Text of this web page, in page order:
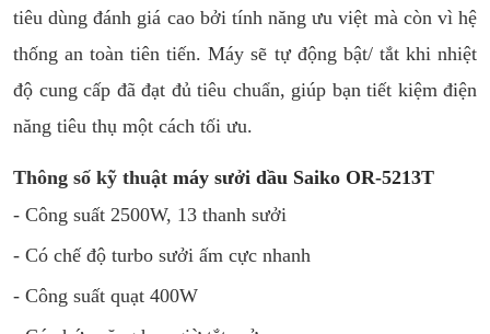
tiêu dùng đánh giá cao bởi tính năng ưu việt mà còn vì hệ
thống an toàn tiên tiến. Máy sẽ tự động bật/ tắt khi nhiệt
độ cung cấp đã đạt đủ tiêu chuẩn, giúp bạn tiết kiệm điện
năng tiêu thụ một cách tối ưu.
Thông số kỹ thuật máy sưởi dầu Saiko OR-5213T
- Công suất 2500W, 13 thanh sưởi
- Có chế độ turbo sưởi ấm cực nhanh
- Công suất quạt 400W